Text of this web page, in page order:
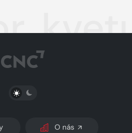
PŘEPNOUT SVĚTLÝ/TMAVÝ REŽIM
O nás